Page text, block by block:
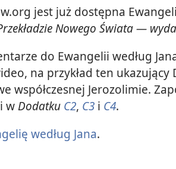
jest już dostępna
Nowego Świata —
do Ewangelii według
na przykład ten
współczesnej Jerozolimie.
wDodatku C2, C3 i C4.
według Jana.